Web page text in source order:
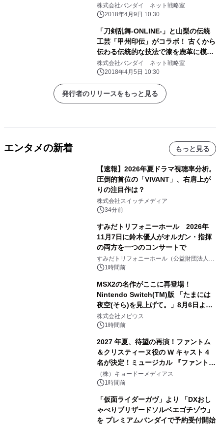
む・銃を構える」2ポーズを再現
株式会社バンダイ ネット戦略室
2018年4月9日 10:30
「刀剣乱舞-ONLINE-」と山梨の伝統
工芸「甲州印伝」がコラボ！ 古くから
伝わる伝統的な技法で漆を鹿革に模様
付けした商品！
株式会社バンダイ ネット戦略室
2018年4月5日 10:30
発行者のリリースをもっと見る
エンタメの新着 もっと見る
【速報】2026年夏ドラマ視聴率分析。
圧倒的首位の「VIVANT」、右肩上が
りの注目作は？
株式会社スイッチメディア
34分前
すみだトリフォニーホール 2026年
11月7日に鈴木優人がオルガン・指揮
の両方を一つのコンサートで
すみだトリフォニーホール（公益財団法人墨
田区文化振興財団）
1時間前
MSX2の名作がここに再登場！
Nintendo Switch(TM)版 「たまには
夜空(そら)を見上げて。」8月6日より
配信開始！
株式会社メビウス
1時間前
2027 年夏、待望の再演！ファントム
＆クリスティーヌ役の W キャスト 4
名が決定！ミュージカル 『ファント
ム』
（株）キョードーメディアス
1時間前
「仮面ライダーガヴ」より 「DXおし
ゃべりブリザードソルベエゴチゾウ」
を プレミアムバンダイで予約受付開始